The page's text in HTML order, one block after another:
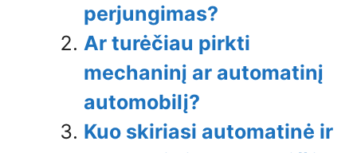
perjungimas?
Ar turėčiau pirkti
mechaninį ar automatinį
automobilį?
Kuo skiriasi automatinė ir